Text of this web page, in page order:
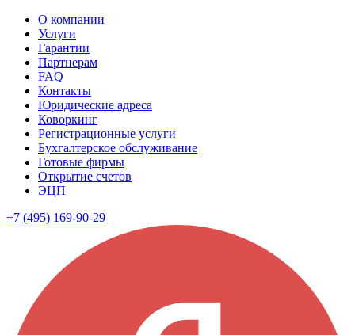
О компании
Услуги
Гарантии
Партнерам
FAQ
Контакты
Юридические адреса
Коворкинг
Регистрационные услуги
Бухгалтерское обслуживание
Готовые фирмы
Открытие счетов
ЭЦП
+7 (495) 169-90-29